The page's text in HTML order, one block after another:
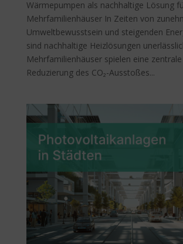
Wärmepumpen als nachhaltige Lösung
Mehrfamilienhäuser In Zeiten von
Umweltbewusstsein und steigenden
sind nachhaltige Heizlösungen
Mehrfamilienhäuser spielen eine
Reduzierung des CO₂-Ausstoßes...